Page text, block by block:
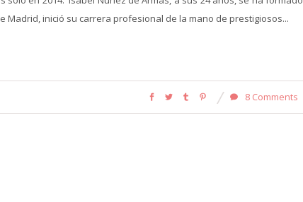
Madrid, inició su carrera profesional de la mano de prestigiosos...
8 Comments